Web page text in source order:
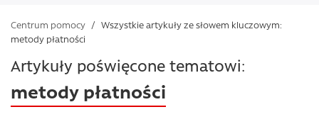
Centrum pomocy / Wszystkie artykuły ze słowem kluczowym:
metody płatności
Artykuły poświęcone tematowi:
metody płatności